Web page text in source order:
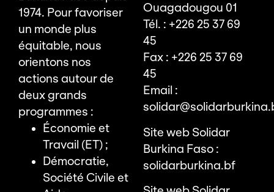
1974. Pour favoriser
un monde plus
équitable, nous
orientons nos
actions autour de
deux grands
programmes :
Économie et
Travail (ET) ;
Démocratie,
Société Civile et
Ouagadougou 01
Tél. : +226 25 37 69
45
Fax : +226 25 37 69
45
Email :
Site web Solidar
Burkina Faso :
solidarburkina.bf